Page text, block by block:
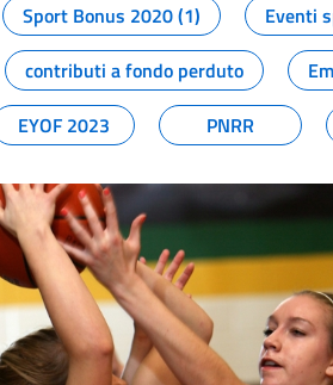
Sport Bonus 2020 (1) Eventi
contributi a fondo perduto
EYOF 2023 PNRR